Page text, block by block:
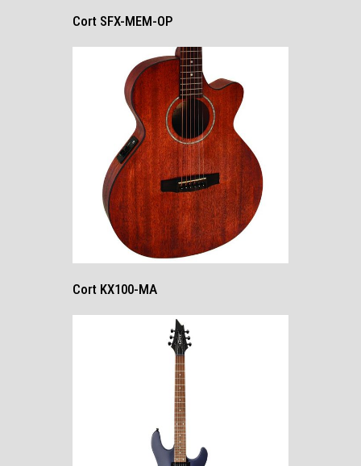
Cort SFX-MEM-OP
Cort KX100-MA